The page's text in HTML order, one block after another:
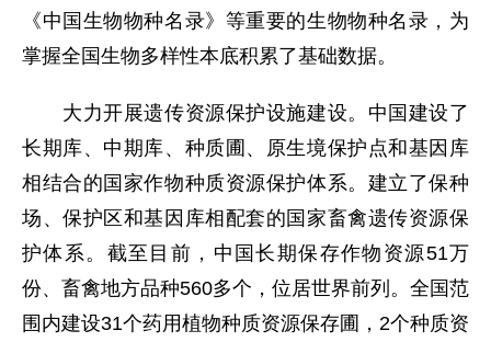
《中国生物物种名录》等重要的生物物种名录，为
掌握全国生物多样性本底积累了基础数据。
大力开展遗传资源保护设施建设。中国建设了
长期库、中期库、种质圃、原生境保护点和基因库
相结合的国家作物种质资源保护体系。建立了保种
场、保护区和基因库相配套的国家畜禽遗传资源保
护体系。截至目前，中国长期保存作物资源51万
份、畜禽地方品种560多个，位居世界前列。全国范
围内建设31个药用植物种质资源保存圃，2个种质资